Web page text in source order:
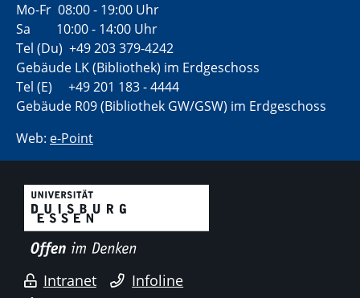
Mo-Fr 08:00 - 19:00 Uhr
Sa 10:00 - 14:00 Uhr
Tel (Du) +49 203 379-4242
Gebäude LK (Bibliothek) im Erdgeschoss
Tel (E) +49 201 183 - 4444
Gebäude R09 (Bibliothek GW/GSW) im Erdgeschoss
Web: e-Point
Intranet
Infoline